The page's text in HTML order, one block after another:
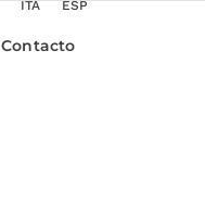
ITA ESP
Contacto